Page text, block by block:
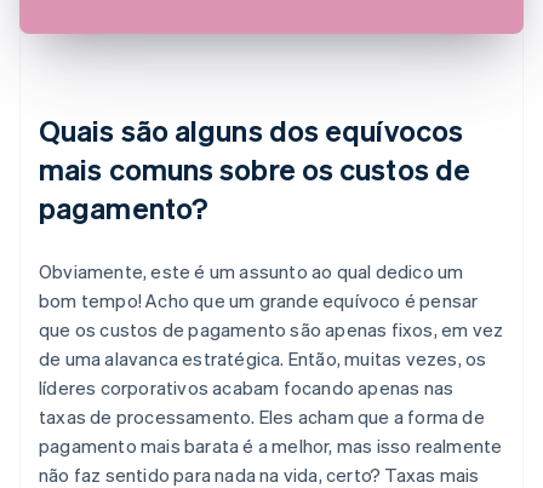
Quais são alguns dos equívocos
mais comuns sobre os custos de
pagamento?
Obviamente, este é um assunto ao qual dedico um
bom tempo! Acho que um grande equívoco é pensar
que os custos de pagamento são apenas fixos, em vez
de uma alavanca estratégica. Então, muitas vezes, os
líderes corporativos acabam focando apenas nas
taxas de processamento. Eles acham que a forma de
pagamento mais barata é a melhor, mas isso realmente
não faz sentido para nada na vida, certo? Taxas mais